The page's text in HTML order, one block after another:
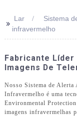
>> Lar
Sistema
infravermelho
Fabricante Líder
Imagens De
Nosso Sistema de Alerta
Infravermelho é uma
Environmental
imagens infravermelhas